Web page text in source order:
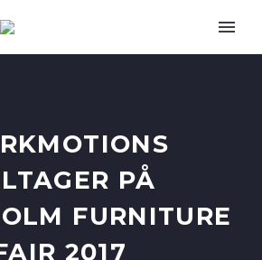
PÅ
FURNITURE
2017